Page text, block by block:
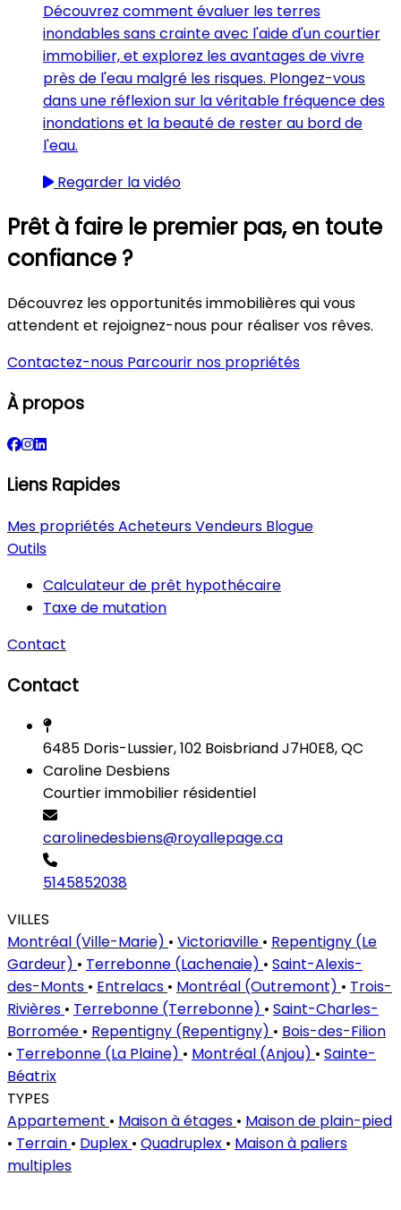
Découvrez comment évaluer les terres
inondables sans crainte avec l'aide d'un courtier
immobilier, et explorez les avantages de vivre
près de l'eau malgré les risques. Plongez-vous
dans une réflexion sur la véritable fréquence des
inondations et la beauté de rester au bord de
l'eau.
Regarder la vidéo
Prêt à faire le premier pas, en toute
confiance ?
Découvrez les opportunités immobilières qui vous
attendent et rejoignez-nous pour réaliser vos rêves.
Contactez-nous Parcourir nos propriétés
À propos
Liens Rapides
Mes propriétésAcheteursVendeurs Blogue
Outils
Calculateur de prêt hypothécaire
Taxe de mutation
Contact
Contact
6485 Doris-Lussier, 102 Boisbriand J7H0E8, QC
Caroline Desbiens
Courtier immobilier résidentiel
carolinedesbiens@royallepage.ca
5145852038
VILLES
Montréal (Ville-Marie) • Victoriaville • Repentigny (Le
Gardeur) • Terrebonne (Lachenaie) • Saint-Alexis-
des-Monts • Entrelacs • Montréal (Outremont) • Trois-
Rivières • Terrebonne (Terrebonne) • Saint-Charles-
Borromée • Repentigny (Repentigny) • Bois-des-Filion
• Terrebonne (La Plaine) • Montréal (Anjou) • Sainte-
Béatrix
TYPES
Appartement • Maison à étages • Maison de plain-pied
• Terrain • Duplex • Quadruplex • Maison à paliers
multiples